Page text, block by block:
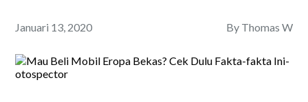
Januari 13, 2020 By Thomas W